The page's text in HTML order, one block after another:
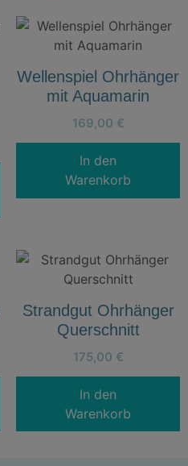
Wellenspiel Ohrhänger
mit Aquamarin
169,00 €
In den
Warenkorb
Strandgut Ohrhänger
Querschnitt
175,00 €
In den
Warenkorb